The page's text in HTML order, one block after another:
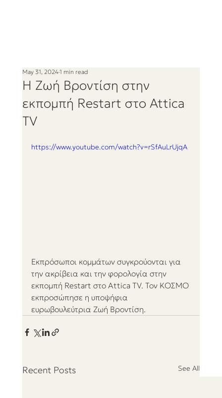
Η Ζωή Βροντίση στην
εκπομπή Restart στο Attica
TV
May 31, 20241 min read
https://www.youtube.com/watch?v=rSfAuLrUjqA
Εκπρόσωποι κομμάτων συγκρούονται για
την ακρίβεια και την φορολογία στην
εκπομπή Restart στο Attica TV. Τον ΚΟΣΜΟ
εκπροσώπησε η υποψήφια
ευρωβουλεύτρια Ζωή Βροντίση.
Recent Posts See All